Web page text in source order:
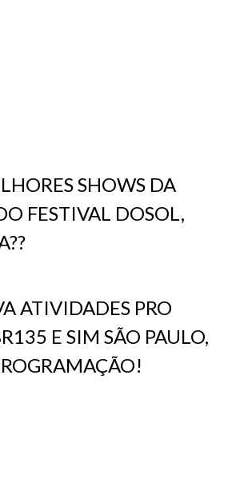
SHOWS DA
FESTIVAL DOSOL,
ATIVIDADES PRO
E SIM SÃO PAULO,